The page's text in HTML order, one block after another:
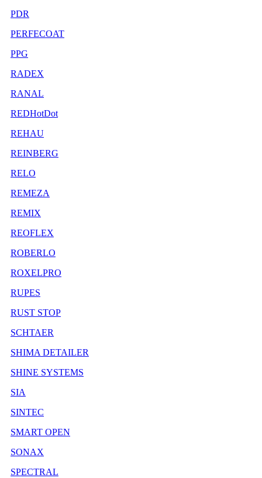
PDR
PERFECOAT
PPG
RADEX
RANAL
REDHotDot
REHAU
REINBERG
RELO
REMEZA
REMIX
REOFLEX
ROBERLO
ROXELPRO
RUPES
RUST STOP
SCHTAER
SHIMA DETAILER
SHINE SYSTEMS
SIA
SINTEC
SMART OPEN
SONAX
SPECTRAL